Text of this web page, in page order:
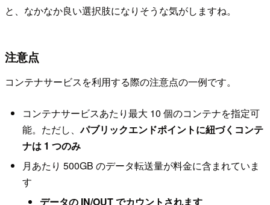
と、なかなか良い選択肢になりそうな気がしますね。
注意点
コンテナサービスを利用する際の注意点の一例です。
コンテナサービスあたり最大 10 個のコンテナを指定可
能。ただし、パブリックエンドポイントに紐づくコンテ
ナは 1 つのみ
月あたり 500GB のデータ転送量が料金に含まれていま
す
データの IN/OUT でカウントされます